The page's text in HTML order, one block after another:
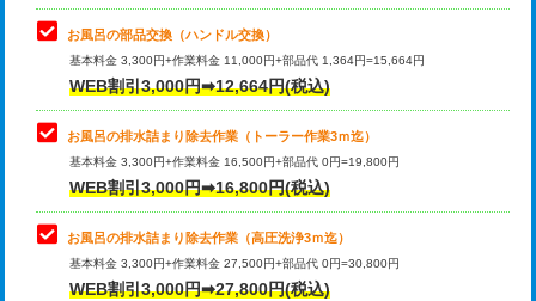
トイレタンク脱着
トイレ便器脱着
タンクレストイレ脱着 33,000円
小便器トイレ脱着
その他部品の脱着 8,800円～
交換・取付（タンク）
お風呂の部品交換（ハンドル交換）
基本料金 3,300円+作業料金 11,000円+部品代 1,364円=15,664円
WEB割引3,000円➡12,664円(税込)
お風呂の排水詰まり除去作業（トーラー作業3ｍ迄）
基本料金 3,300円+作業料金 16,500円+部品代 0円=19,800円
WEB割引3,000円➡16,800円(税込)
お風呂の排水詰まり除去作業（高圧洗浄3ｍ迄）
基本料金 3,300円+作業料金 27,500円+部品代 0円=30,800円
WEB割引3,000円➡27,800円(税込)